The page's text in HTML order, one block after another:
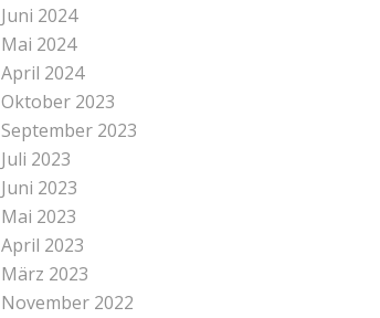
Juni 2024
Mai 2024
April 2024
Oktober 2023
September 2023
Juli 2023
Juni 2023
Mai 2023
April 2023
März 2023
November 2022